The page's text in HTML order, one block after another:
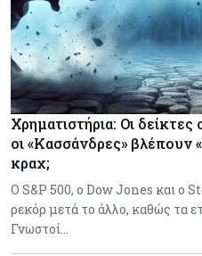
Χρηματιστήρια: Οι δείκτες
οι «Κασσάνδρες» βλέπουν
κραχ;
Ο S&P 500, ο Dow Jones και ο
ρεκόρ μετά το άλλο, καθώς τα
Γνωστοί…